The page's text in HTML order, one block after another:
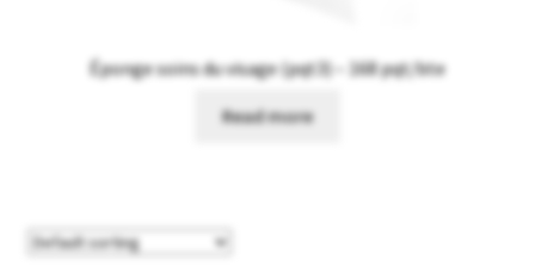
Éponge soins du visage (pqt3) – 168 pqt/bte
Read more